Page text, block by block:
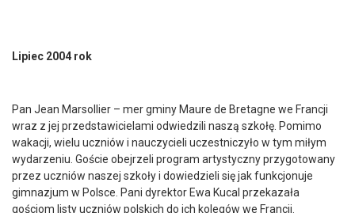
Lipiec 2004 rok
Pan Jean Marsollier – mer gminy Maure de Bretagne we Francji
wraz z jej przedstawicielami odwiedzili naszą szkołę. Pomimo
wakacji, wielu uczniów i nauczycieli uczestniczyło w tym miłym
wydarzeniu. Goście obejrzeli program artystyczny przygotowany
przez uczniów naszej szkoły i dowiedzieli się jak funkcjonuje
gimnazjum w Polsce. Pani dyrektor Ewa Kucal przekazała
gościom listy uczniów polskich do ich kolegów we Francji.